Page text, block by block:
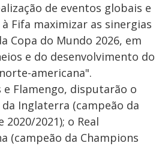
de eventos globais e
Fifa maximizar as sinergias
Copa do Mundo 2026, em
e do desenvolvimento do
americana".
e Flamengo, disputarão o
Inglaterra (campeão da
2020/2021); o Real
(campeão da Champions